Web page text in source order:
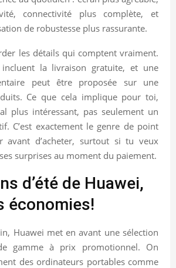
connectivité plus complète, et
de robustesse plus rassurante.
les détails qui comptent vraiment.
incluent la livraison gratuite, et une
peut être proposée sur une
Ce que cela implique pour toi,
plus intéressant, pas seulement un
C’est exactement le genre de point
avant d’acheter, surtout si tu veux
surprises au moment du paiement.
d’été de Huawei,
économies!
Huawei met en avant une sélection
gamme à prix promotionnel. On
des ordinateurs portables comme